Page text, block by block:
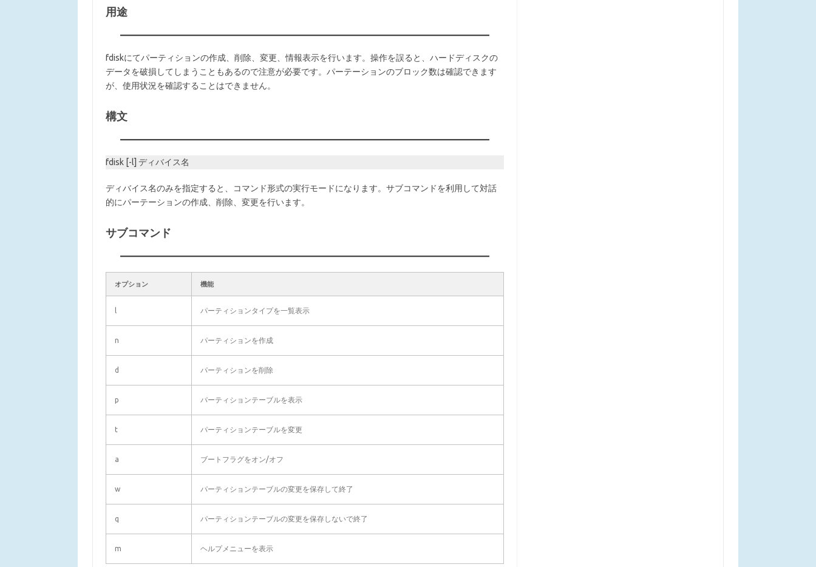
用途
fdiskにてパーティションの作成、削除、変更、情報表示を行います。操作を誤ると、ハードディスクの
データを破損してしまうこともあるので注意が必要です。パーテーションのブロック数は確認できます
が、使用状況を確認することはできません。
構文
fdisk [-l] ディバイス名
ディバイス名のみを指定すると、コマンド形式の実行モードになります。サブコマンドを利用して対話
的にパーテーションの作成、削除、変更を行います。
サブコマンド
オプション 機能
l パーティションタイプを一覧表示
n パーティションを作成
d パーティションを削除
p パーティションテーブルを表示
t パーティションテーブルを変更
a ブートフラグをオン/オフ
w パーティションテーブルの変更を保存して終了
q パーティションテーブルの変更を保存しないで終了
m ヘルプメニューを表示